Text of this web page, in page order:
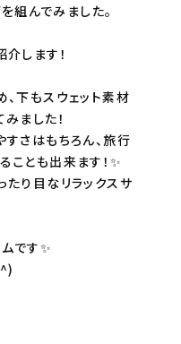
組んでみました。
します！
下もスウェット素材
ました！
すさはもちろん、旅行
ことも出来ます！✨
たり目なリラックスサ
です✨